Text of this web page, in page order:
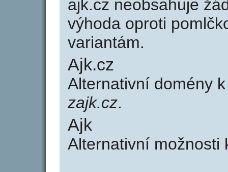
ajk.cz neobsahuje
výhoda oproti
variantám.
Ajk.cz
Alternativní domény
zajk.cz.
Ajk
Alternativní možnosti